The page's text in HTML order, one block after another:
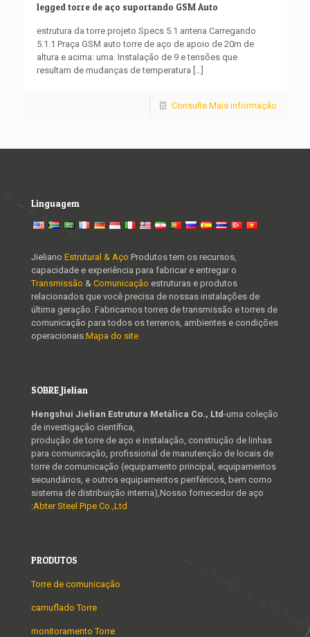
legged torre de aço suportando GSM Auto
estrutura da torre projeto Specs 5.1 antena Carregando
5.1.1 Praça GSM auto torre de aço de apoio de 20m de
altura e acima: uma. Instalação de 9 e tensões que
resultam de mudanças de temperatura
Consulte Mais informação
Linguagem
Jieliano Estrutural & Aço Produtos tem os recursos,
capacidade e experiência para fabricar e entregar o
Transmissão & Comunicação estruturas e produtos
relacionados que você precisa de nossas instalações de
última geração. Fabricamos torres de transmissão e torres de
comunicação para todos os terrenos, ambientes e condições
operacionais. Mapa do site
SOBRE Jielian
Hengshui Jielian Estrutura Metálica Co., Ltd-uma coleção
de investigação científica,
produção de torre de aço e instalação, construção de linhas
para comunicação, profissional de manutenção de locais de
torre de comunicação (equipamento principal, equipamentos
secundários, e outros equipamentos periféricos, bem como
sistema de distribuição interna),Nosso fornecedor de aço
:Abter Steel Pipe Co.,Ltd
PRODUTOS
Torre de comunicação
camuflado Torre
monitoramento Torre